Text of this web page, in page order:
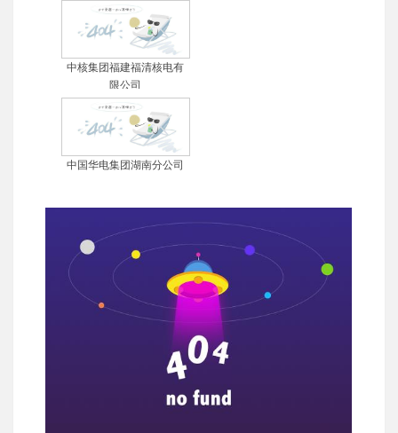
中核集团福建福清核电有
限公司
中国华电集团湖南分公司